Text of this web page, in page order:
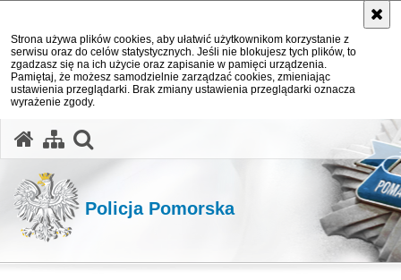
Strona używa plików cookies, aby ułatwić użytkownikom korzystanie z
serwisu oraz do celów statystycznych. Jeśli nie blokujesz tych plików, to
zgadzasz się na ich użycie oraz zapisanie w pamięci urządzenia.
Pamiętaj, że możesz samodzielnie zarządzać cookies, zmieniając
ustawienia przeglądarki. Brak zmiany ustawienia przeglądarki oznacza
wyrażenie zgody.
Policja Pomorska